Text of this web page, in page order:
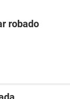
robado